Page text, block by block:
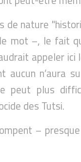
de nature
mot –, le fait
appeler
aucun n’aura
peut plus
des Tutsi.
–